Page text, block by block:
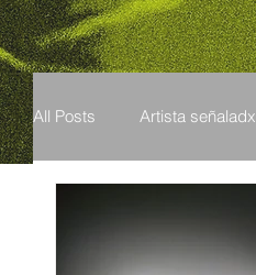
All Posts Artista señaladx